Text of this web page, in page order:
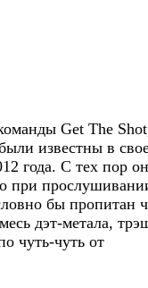
Get The
известны в
года. С тех пор
при
бы пропитан
дэт-метала,
чуть-чуть от